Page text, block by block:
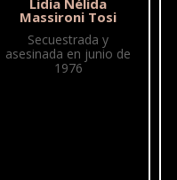
Lidia Nélida
Massironi Tosi
Secuestrada y
asesinada en junio de
1976